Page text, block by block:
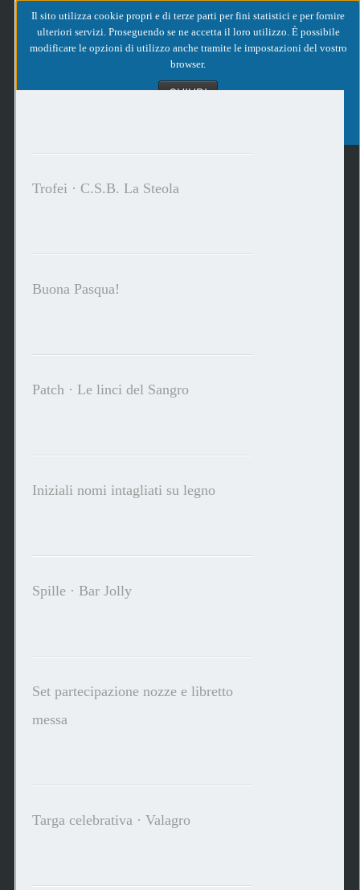
Il sito utilizza cookie propri e di terze parti per fini statistici e per fornire
ulteriori servizi. Proseguendo se ne accetta il loro utilizzo. È possibile
modificare le opzioni di utilizzo anche tramite le impostazioni del vostro
browser.
CHIUDI
Loading...
Trofei · C.S.B. La Steola
Buona Pasqua!
Patch · Le linci del Sangro
Iniziali nomi intagliati su legno
Spille · Bar Jolly
Set partecipazione nozze e libretto
messa
Targa celebrativa · Valagro